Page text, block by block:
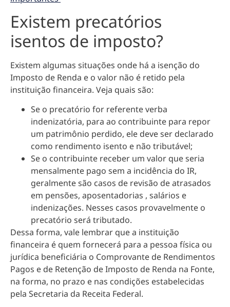
Existem precatórios
isentos de imposto?
Existem algumas situações onde há a isenção do
Imposto de Renda e o valor não é retido pela
instituição financeira. Veja quais são:
Se o precatório for referente verba
indenizatória, para ao contribuinte para repor
um patrimônio perdido, ele deve ser declarado
como rendimento isento e não tributável;
Se o contribuinte receber um valor que seria
mensalmente pago sem a incidência do IR,
geralmente são casos de revisão de atrasados
em pensões, aposentadorias , salários e
indenizações. Nesses casos provavelmente o
precatório será tributado.
Dessa forma, vale lembrar que a instituição
financeira é quem fornecerá para a pessoa física ou
jurídica beneficiária o Comprovante de Rendimentos
Pagos e de Retenção de Imposto de Renda na Fonte,
na forma, no prazo e nas condições estabelecidas
pela Secretaria da Receita Federal.